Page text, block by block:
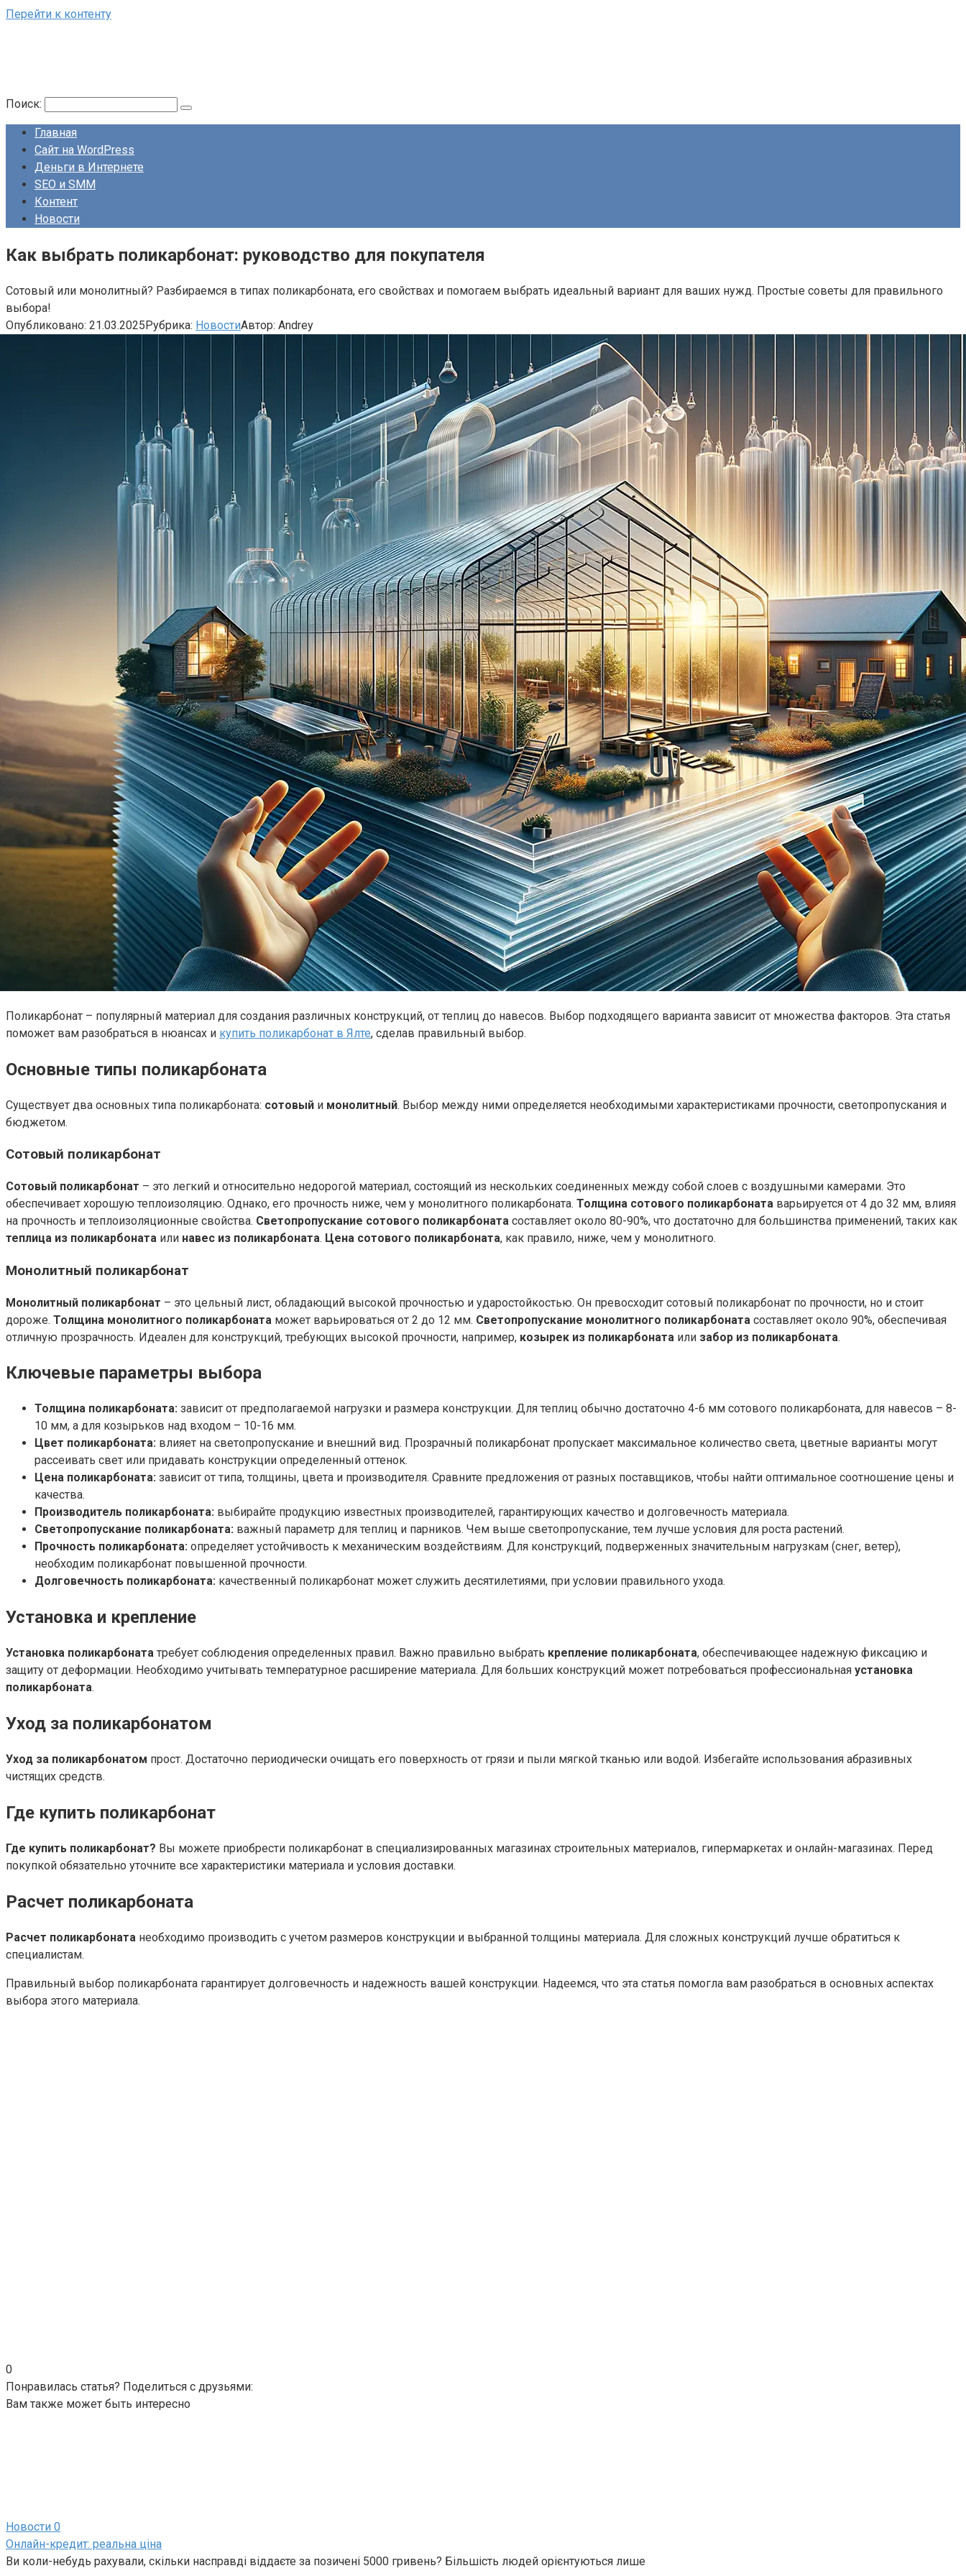
Перейти к контенту
Поиск:
Главная
Сайт на WordPress
Деньги в Интернете
SEO и SMM
Контент
Новости
Как выбрать поликарбонат: руководство для покупателя
Сотовый или монолитный? Разбираемся в типах поликарбоната, его свойствах и помогаем выбрать идеальный вариант для ваших нужд. Простые советы для правильного
выбора!
Опубликовано: 21.03.2025Рубрика: НовостиАвтор: Andrey
Поликарбонат – популярный материал для создания различных конструкций, от теплиц до навесов. Выбор подходящего варианта зависит от множества факторов. Эта статья
поможет вам разобраться в нюансах и купить поликарбонат в Ялте, сделав правильный выбор.
Основные типы поликарбоната
Существует два основных типа поликарбоната: сотовый и монолитный. Выбор между ними определяется необходимыми характеристиками прочности, светопропускания и
бюджетом.
Сотовый поликарбонат
Сотовый поликарбонат – это легкий и относительно недорогой материал, состоящий из нескольких соединенных между собой слоев с воздушными камерами. Это
обеспечивает хорошую теплоизоляцию. Однако, его прочность ниже, чем у монолитного поликарбоната. Толщина сотового поликарбоната варьируется от 4 до 32 мм, влияя
на прочность и теплоизоляционные свойства. Светопропускание сотового поликарбоната составляет около 80-90%, что достаточно для большинства применений, таких как
теплица из поликарбоната или навес из поликарбоната. Цена сотового поликарбоната, как правило, ниже, чем у монолитного.
Монолитный поликарбонат
Монолитный поликарбонат – это цельный лист, обладающий высокой прочностью и ударостойкостью. Он превосходит сотовый поликарбонат по прочности, но и стоит
дороже. Толщина монолитного поликарбоната может варьироваться от 2 до 12 мм. Светопропускание монолитного поликарбоната составляет около 90%, обеспечивая
отличную прозрачность. Идеален для конструкций, требующих высокой прочности, например, козырек из поликарбоната или забор из поликарбоната.
Ключевые параметры выбора
Толщина поликарбоната: зависит от предполагаемой нагрузки и размера конструкции. Для теплиц обычно достаточно 4-6 мм сотового поликарбоната, для навесов – 8-
10 мм, а для козырьков над входом – 10-16 мм.
Цвет поликарбоната: влияет на светопропускание и внешний вид. Прозрачный поликарбонат пропускает максимальное количество света, цветные варианты могут
рассеивать свет или придавать конструкции определенный оттенок.
Цена поликарбоната: зависит от типа, толщины, цвета и производителя. Сравните предложения от разных поставщиков, чтобы найти оптимальное соотношение цены и
качества.
Производитель поликарбоната: выбирайте продукцию известных производителей, гарантирующих качество и долговечность материала.
Светопропускание поликарбоната: важный параметр для теплиц и парников. Чем выше светопропускание, тем лучше условия для роста растений.
Прочность поликарбоната: определяет устойчивость к механическим воздействиям. Для конструкций, подверженных значительным нагрузкам (снег, ветер),
необходим поликарбонат повышенной прочности.
Долговечность поликарбоната: качественный поликарбонат может служить десятилетиями, при условии правильного ухода.
Установка и крепление
Установка поликарбоната требует соблюдения определенных правил. Важно правильно выбрать крепление поликарбоната, обеспечивающее надежную фиксацию и
защиту от деформации. Необходимо учитывать температурное расширение материала. Для больших конструкций может потребоваться профессиональная установка
поликарбоната.
Уход за поликарбонатом
Уход за поликарбонатом прост. Достаточно периодически очищать его поверхность от грязи и пыли мягкой тканью или водой. Избегайте использования абразивных
чистящих средств.
Где купить поликарбонат
Где купить поликарбонат? Вы можете приобрести поликарбонат в специализированных магазинах строительных материалов, гипермаркетах и онлайн-магазинах. Перед
покупкой обязательно уточните все характеристики материала и условия доставки.
Расчет поликарбоната
Расчет поликарбоната необходимо производить с учетом размеров конструкции и выбранной толщины материала. Для сложных конструкций лучше обратиться к
специалистам.
Правильный выбор поликарбоната гарантирует долговечность и надежность вашей конструкции. Надеемся, что эта статья помогла вам разобраться в основных аспектах
выбора этого материала.
0
Понравилась статья? Поделиться с друзьями:
Вам также может быть интересно
Новости 0
Онлайн-кредит: реальна ціна
Ви коли-небудь рахували, скільки насправді віддаєте за позичені 5000 гривень? Більшість людей орієнтуються лише